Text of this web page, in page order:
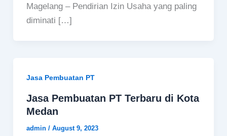
Magelang – Pendirian Izin Usaha yang paling
diminati […]
Jasa Pembuatan PT
Jasa Pembuatan PT Terbaru di Kota
Medan
admin / August 9, 2023